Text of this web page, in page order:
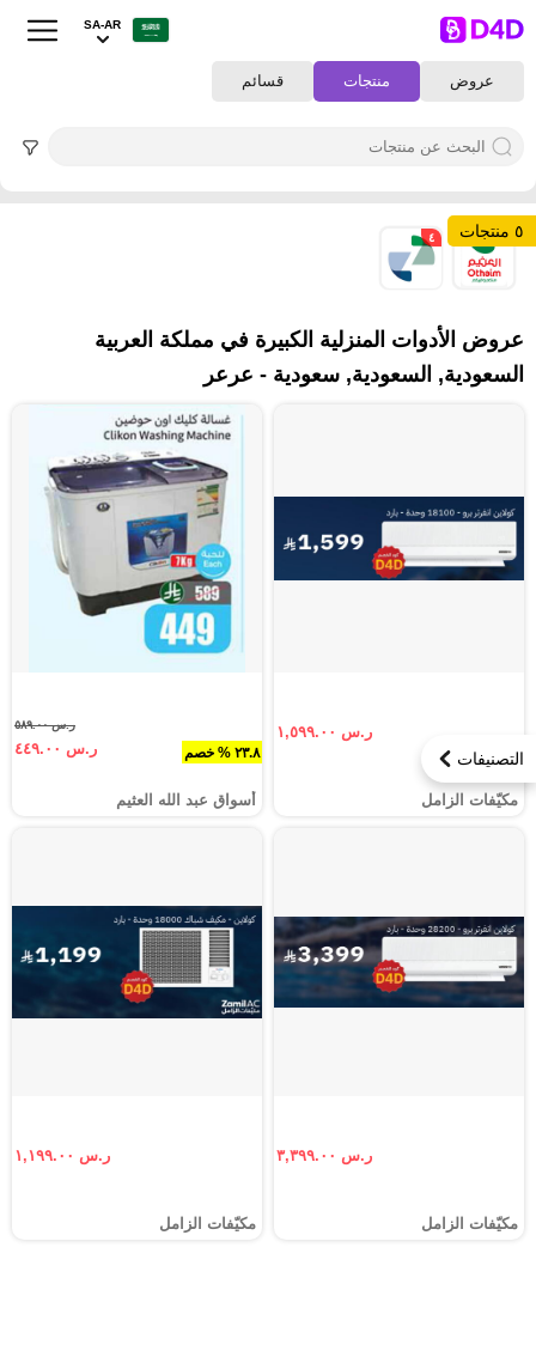
عروض منتجات قسائم
SA-AR
التصنيفات
٥ منتجات ١ ٤
عروض الأدوات المنزلية الكبيرة في مملكة العربية
السعودية, السعودية, سعودية - عرعر
ر.س ١,٥٩٩.٠٠
مكيّفات الزامل
٢٣.٨ % خصم
ر.س ٥٨٩.٠٠
ر.س ٤٤٩.٠٠
أسواق عبد الله العثيم
ر.س ٣,٣٩٩.٠٠
مكيّفات الزامل
ر.س ١,١٩٩.٠٠
مكيّفات الزامل